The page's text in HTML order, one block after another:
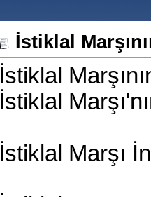
İstiklal
İstiklal
İstiklal
İstiklal Marşı